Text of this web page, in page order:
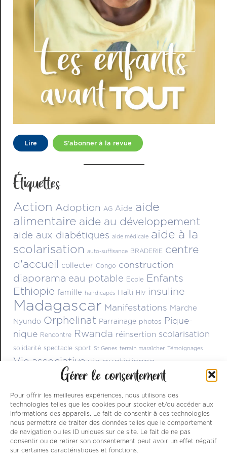
Gérer le consentement
Pour offrir les meilleures expériences, nous utilisons des
technologies telles que les cookies pour stocker et/ou accéder aux
informations des appareils. Le fait de consentir à ces technologies
nous permettra de traiter des données telles que le comportement
de navigation ou les ID uniques sur ce site. Le fait de ne pas
consentir ou de retirer son consentement peut avoir un effet négatif
sur certaines caractéristiques et fonctions.
Lire S’abonner à la revue
Étiquettes
Action Adoption AG Aide aide
alimentaire aide au développement
aide aux diabétiques aide médicale aide à la
scolarisation auto-suffisance BRADERIE centre
d'accueil collecter Congo construction
diaporama eau potable Ecole Enfants
Ethiopie famille handicapés Haïti Hiv insuline
Madagascar Manifestations Marche
Nyundo Orphelinat Parrainage photos Pique-
nique Rencontre Rwanda réinsertion scolarisation
solidarité spectacle sport St Genes terrain maraîcher Témoignages
Vie associative vie quotidienne